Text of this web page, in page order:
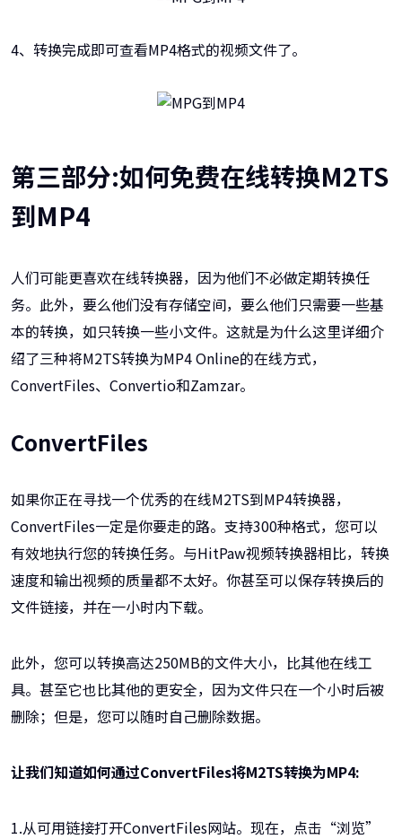
4、转换完成即可查看MP4格式的视频文件了。
第三部分:如何免费在线转换M2TS
到MP4
人们可能更喜欢在线转换器，因为他们不必做定期转换任
务。此外，要么他们没有存储空间，要么他们只需要一些基
本的转换，如只转换一些小文件。这就是为什么这里详细介
绍了三种将M2TS转换为MP4 Online的在线方式，
ConvertFiles、Convertio和Zamzar。
ConvertFiles
如果你正在寻找一个优秀的在线M2TS到MP4转换器，
ConvertFiles一定是你要走的路。支持300种格式，您可以
有效地执行您的转换任务。与HitPaw视频转换器相比，转换
速度和输出视频的质量都不太好。你甚至可以保存转换后的
文件链接，并在一小时内下载。
此外，您可以转换高达250MB的文件大小，比其他在线工
具。甚至它也比其他的更安全，因为文件只在一个小时后被
删除；但是，您可以随时自己删除数据。
让我们知道如何通过ConvertFiles将M2TS转换为MP4:
1.从可用链接打开ConvertFiles网站。现在，点击“浏览”